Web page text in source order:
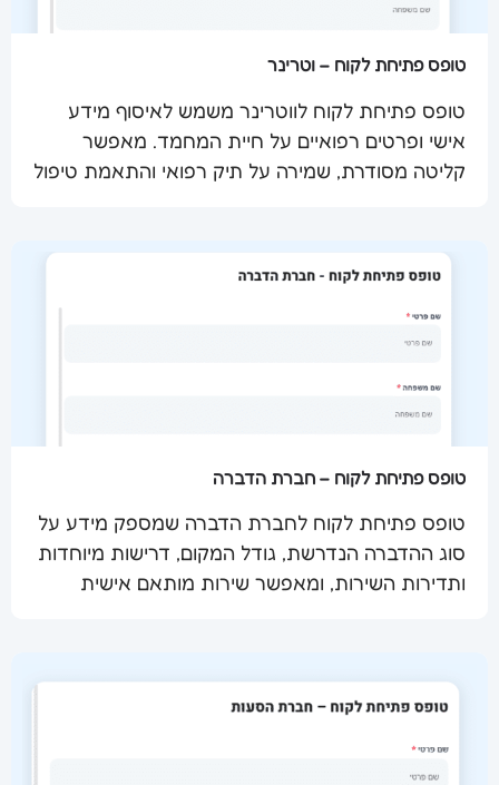
שלח מסמך
טופס פתיחת לקוח – וטרינר
טופס פתיחת לקוח לווטרינר משמש לאיסוף מידע
אישי ופרטים רפואיים על חיית המחמד. מאפשר
קליטה מסודרת, שמירה על תיק רפואי והתאמת טיפול
שלח מסמך
טופס פתיחת לקוח – חברת הדברה
טופס פתיחת לקוח לחברת הדברה שמספק מידע על
סוג ההדברה הנדרשת, גודל המקום, דרישות מיוחדות
ותדירות השירות, ומאפשר שירות מותאם אישית